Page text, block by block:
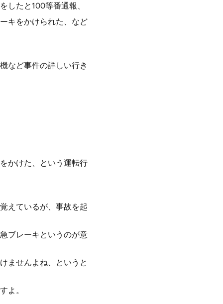
したと100等番通報、
キをかけられた、など
など事件の詳しい行き
かけた、という運転行
えているが、事故を起
ブレーキというのが意
ませんよね、というと
よ。